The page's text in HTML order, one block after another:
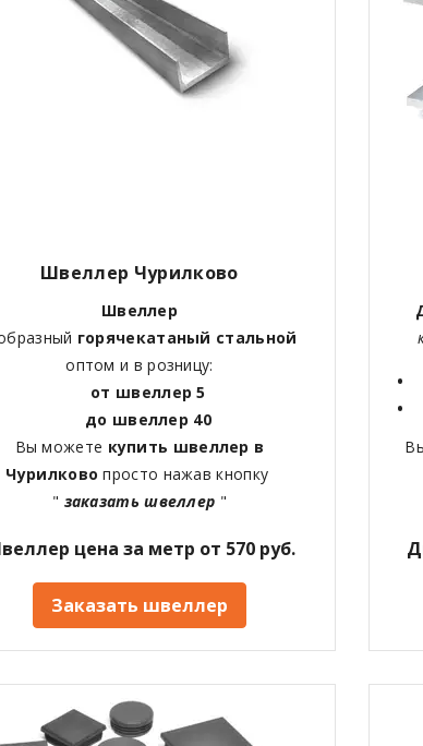
Швеллер Чурилково
Швеллер
горячекатаный стальной
оптом и в розницу:
от швеллер 5
до швеллер 40
Вы можете купить швеллер в
Чурилковопросто нажав кнопку
" заказать швеллер "
цена за метр от 570 руб.
Заказать швеллер